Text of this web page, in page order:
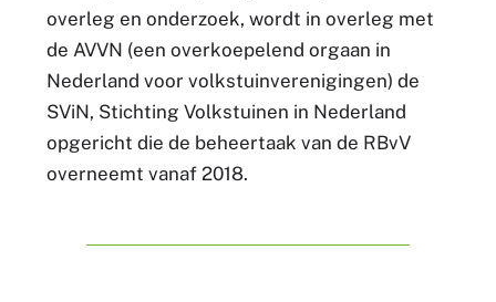
overleg en onderzoek, wordt in overleg met
de AVVN (een overkoepelend orgaan in
Nederland voor volkstuinverenigingen) de
SViN, Stichting Volkstuinen in Nederland
opgericht die de beheertaak van de RBvV
overneemt vanaf 2018.